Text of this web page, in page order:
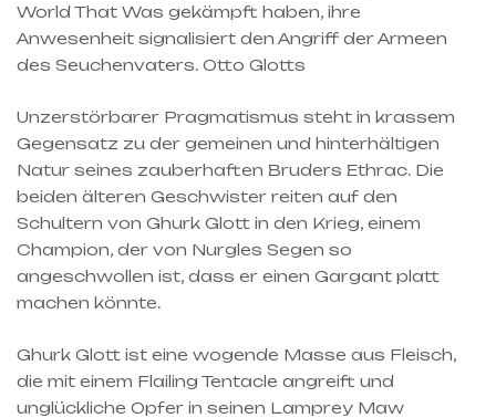
World That Was gekämpft haben, ihre
Anwesenheit signalisiert den Angriff der Armeen
des Seuchenvaters. Otto Glotts
Unzerstörbarer Pragmatismus steht in krassem
Gegensatz zu der gemeinen und hinterhältigen
Natur seines zauberhaften Bruders Ethrac. Die
beiden älteren Geschwister reiten auf den
Schultern von Ghurk Glott in den Krieg, einem
Champion, der von Nurgles Segen so
angeschwollen ist, dass er einen Gargant platt
machen könnte.
Ghurk Glott ist eine wogende Masse aus Fleisch,
die mit einem Flailing Tentacle angreift und
unglückliche Opfer in seinen Lamprey Maw